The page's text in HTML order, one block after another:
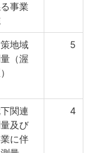
事業
地域
（渥
5
関連
及び
に伴
4